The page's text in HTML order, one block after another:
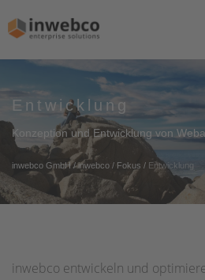
Entwicklung
Konzeption und Entwicklung von
inwebco GmbH/inwebco / Fokus / Entwicklung
inwebco entwickeln und